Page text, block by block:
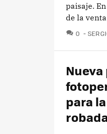
paisaje.
de la
0
para